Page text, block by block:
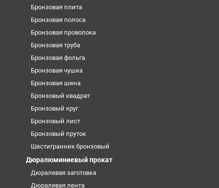
Бронзовая плита
Бронзовая полоса
Бронзовая проволока
Бронзовая труба
Бронзовая фольга
Бронзовая чушка
Бронзовая шина
Бронзовый квадрат
Бронзовый круг
Бронзовый лист
Бронзовый пруток
Шестигранник бронзовый
Дюралюминиевый прокат
Дюралевая заготовка
Дюралевая лента